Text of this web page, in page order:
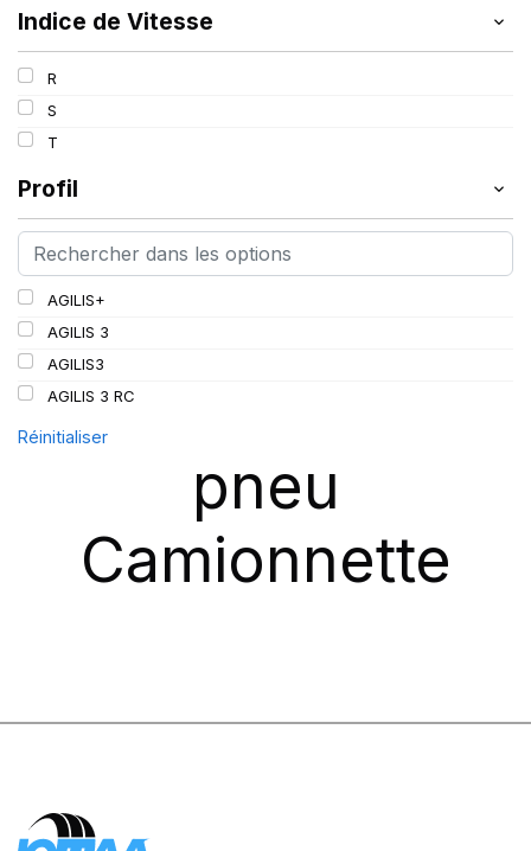
Indice de Vitesse
R
S
T
Profil
AGILIS+
AGILIS 3
AGILIS3
AGILIS 3 RC
Réinitialiser
pneu
Camionnette